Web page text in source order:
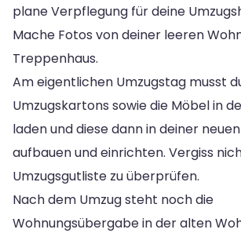
plane Verpflegung für deine
Mache Fotos von deiner leeren
Treppenhaus.
Am eigentlichen Umzugstag musst
Umzugskartons sowie die Möbel in
laden und diese dann in deiner
aufbauen und einrichten. Vergiss
Umzugsgutliste zu überprüfen.
Nach dem Umzug steht noch die
Wohnungsübergabe in der alten